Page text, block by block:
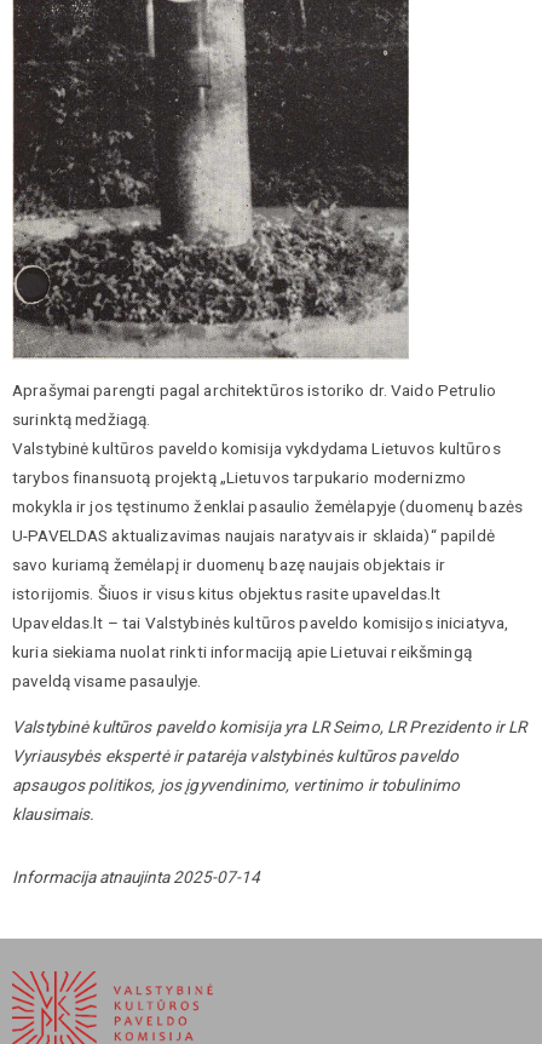
Aprašymai parengti pagal architektūros istoriko dr. Vaido Petrulio
surinktą medžiagą.
Valstybinė kultūros paveldo komisija vykdydama Lietuvos kultūros
tarybos finansuotą projektą „Lietuvos tarpukario modernizmo
mokykla ir jos tęstinumo ženklai pasaulio žemėlapyje (duomenų bazės
U-PAVELDAS aktualizavimas naujais naratyvais ir sklaida)“ papildė
savo kuriamą žemėlapį ir duomenų bazę naujais objektais ir
istorijomis. Šiuos ir visus kitus objektus rasite upaveldas.lt
Upaveldas.lt – tai Valstybinės kultūros paveldo komisijos iniciatyva,
kuria siekiama nuolat rinkti informaciją apie Lietuvai reikšmingą
paveldą visame pasaulyje.
Valstybinė kultūros paveldo komisija yra LR Seimo, LR Prezidento ir LR
Vyriausybės ekspertė ir patarėja valstybinės kultūros paveldo
apsaugos politikos, jos įgyvendinimo, vertinimo ir tobulinimo
klausimais.
Informacija atnaujinta 2025-07-14